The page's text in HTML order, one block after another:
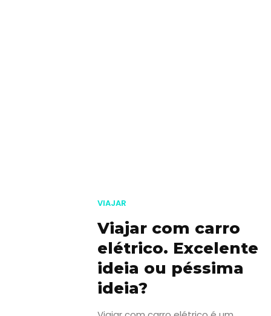
VIAJAR
Viajar com carro
elétrico. Excelente
ideia ou péssima
ideia?